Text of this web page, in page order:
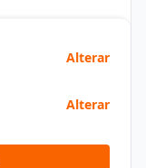
Alterar
Alterar